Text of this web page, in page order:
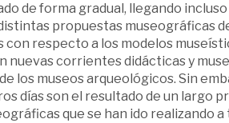
de forma gradual, llegando
propuestas museográficas
con respecto a los modelos
nuevas corrientes didácticas y
los museos arqueológicos. Sin
días son el resultado de un largo
que se han ido realizando